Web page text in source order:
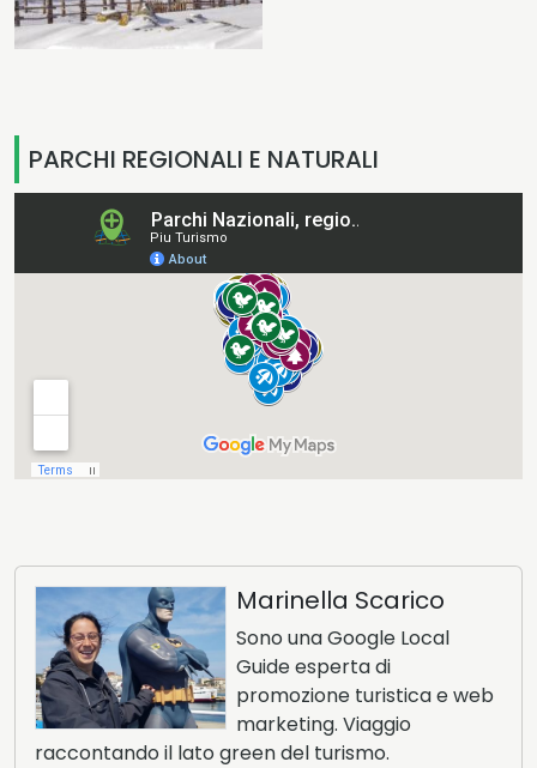
PARCHI REGIONALI E NATURALI
Marinella Scarico
Sono una Google Local
Guide esperta di